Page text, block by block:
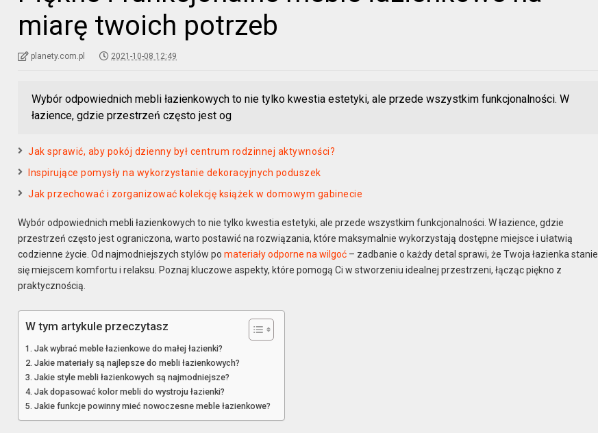
miarę twoich potrzeb
planety.com.pl 2021-10-08 12:49
Wybór odpowiednich mebli łazienkowych to nie tylko kwestia estetyki, ale przede wszystkim funkcjonalności. W
łazience, gdzie przestrzeń często jest og
Jak sprawić, aby pokój dzienny był centrum rodzinnej aktywności?
Inspirujące pomysły na wykorzystanie dekoracyjnych poduszek
Jak przechować i zorganizować kolekcję książek w domowym gabinecie
Wybór odpowiednich mebli łazienkowych to nie tylko kwestia estetyki, ale przede wszystkim funkcjonalności. W łazience, gdzie
przestrzeń często jest ograniczona, warto postawić na rozwiązania, które maksymalnie wykorzystają dostępne miejsce i ułatwią
codzienne życie. Od najmodniejszych stylów pomateriały odporne na wilgoć – zadbanie o każdy detal sprawi, że Twoja łazienka stanie
się miejscem komfortu i relaksu. Poznaj kluczowe aspekty, które pomogą Ci w stworzeniu idealnej przestrzeni, łącząc piękno z
praktycznością.
W tym artykule przeczytasz
Jak wybrać meble łazienkowe do małej łazienki?
Jakie materiały są najlepsze do mebli łazienkowych?
Jakie style mebli łazienkowych są najmodniejsze?
Jak dopasować kolor mebli do wystroju łazienki?
Jakie funkcje powinny mieć nowoczesne meble łazienkowe?